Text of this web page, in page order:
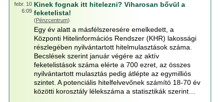
febr. 10
6:09
Kinek fognak itt hitelezni? Viharosan bővül a
feketelista!
(Pénzcentrum)
Egy év alatt a másfélszeresére emelkedett, a
Központi Hitelinformációs Rendszer (KHR) lakossági
részlegében nyilvántartott hitelmulasztások száma.
Becslések szerint január végére az aktív
feketelistások száma elérte a 700 ezret, az összes
nyilvántartott mulasztás pedig átlépte az egymilliós
szintet. A potenciális hitelfelvevőnek számító 18-70 év
közötti korosztály lélekszáma a statisztikák szerint…